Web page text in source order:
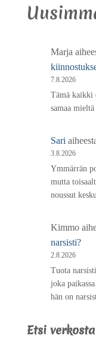
Marja
7.8.2026
Tämä kaikki
samaa
Sari
3.8.2026
Ymmärrän
mutta
noussut
Kimmo
narsisti?
2.8.2026
Tuota
joka
hän on
Etsi verkosta